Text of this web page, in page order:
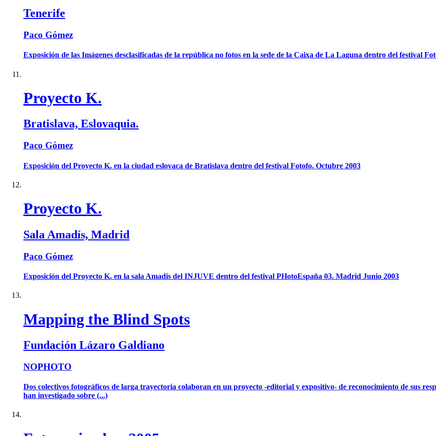
Tenerife
Paco Gómez
Exposición de las Imágenes desclasificadas de la república no fotos en la sede de la Caixa de La Laguna dentro del festival
Proyecto K.
Bratislava, Eslovaquia.
Paco Gómez
Exposición del Proyecto K. en la ciudad eslovaca de Bratislava dentro del festival Fotofo. Octubre 2003
Proyecto K.
Sala Amadís, Madrid
Paco Gómez
Exposición del Proyecto K. en la sala Amadis del INJUVE dentro del festival PHotoEspaña 03. Madrid Junio 2003
Mapping the Blind Spots
Fundación Lázaro Galdiano
NOPHOTO
Dos colectivos fotográficos de larga trayectoria colaboran en un proyecto -editorial y expositivo- de reconocimiento de sus
han investigado sobre (...)